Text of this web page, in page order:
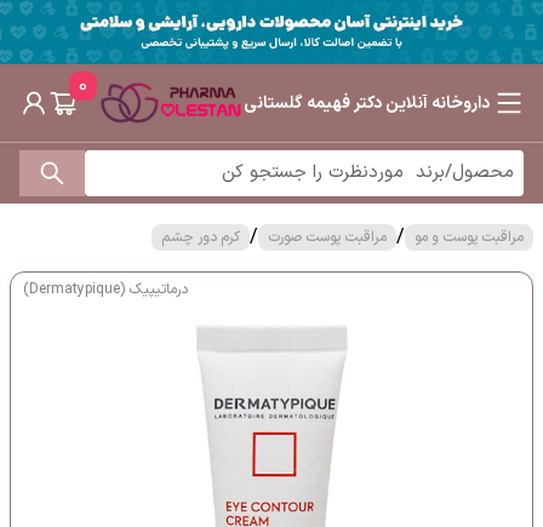
داروخانه آنلاین دکتر فهیمه گلستانی
0
مراقبت پوست و مو / مراقبت پوست صورت / کرم دور چشم
درماتیپیک (Dermatypique)